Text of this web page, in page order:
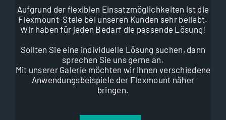
Aufgrund der flexiblen Einsatzmöglichkeiten ist die
Flexmount-Stele bei unseren Kunden sehr beliebt.
Wir haben für jeden Bedarf die passende Lösung!
Sollten Sie eine individuelle Lösung suchen, dann
sprechen Sie uns gerne an.
Mit unserer Galerie möchten wir Ihnen verschiedene
Anwendungsbeispiele der Flexmount näher
bringen.